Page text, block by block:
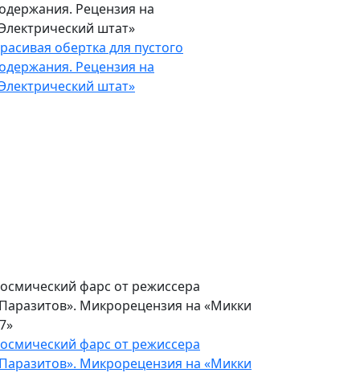
Рецензия на
штат»
обертка для пустого
Рецензия на
штат»
фарс от режиссера
Микрорецензия на «Микки
фарс от режиссера
Микрорецензия на «Микки